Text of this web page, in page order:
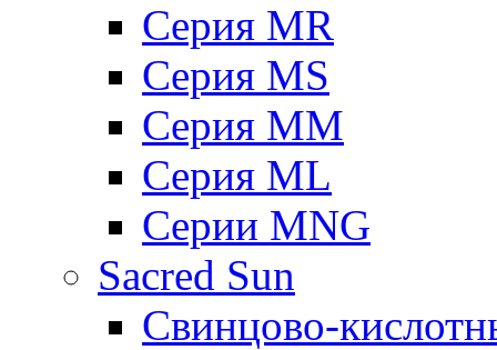
Серия MR
Серия MS
Серия MM
Серия ML
Серии MNG
Sacred Sun
Свинцово-